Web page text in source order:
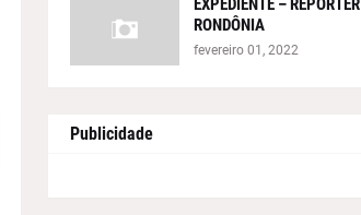
EXPEDIENTE – REPÓRTER
RONDÔNIA
fevereiro 01, 2022
Publicidade